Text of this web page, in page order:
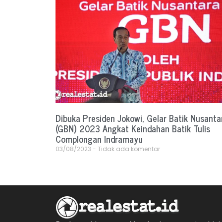
Dibuka Presiden Jokowi, Gelar Batik
(GBN) 2023 Angkat Keindahan Batik Tulis
Complongan Indramayu
03/08/2023 Tidak ada komentar